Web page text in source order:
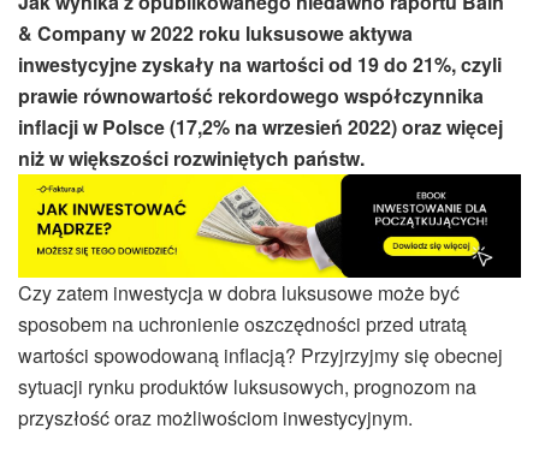
& Company w 2022 roku luksusowe aktywa
inwestycyjne zyskały na wartości od 19 do 21%, czyli
prawie równowartość rekordowego współczynnika
inflacji w Polsce (17,2% na wrzesień 2022) oraz więcej
niż w większości rozwiniętych państw.
Czy zatem inwestycja w dobra luksusowe może być
sposobem na uchronienie oszczędności przed utratą
wartości spowodowaną inflacją? Przyjrzyjmy się obecnej
sytuacji rynku produktów luksusowych, prognozom na
przyszłość oraz możliwościom inwestycyjnym.